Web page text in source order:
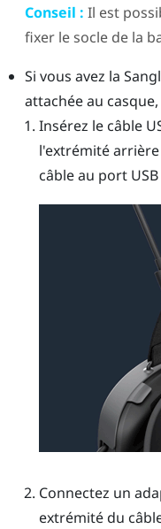
Conseil : Il est
fixer le socle de la
Si vous avez la
attachée au
Insérez le câble
l'extrémité
câble au port
Connectez un
extrémité du